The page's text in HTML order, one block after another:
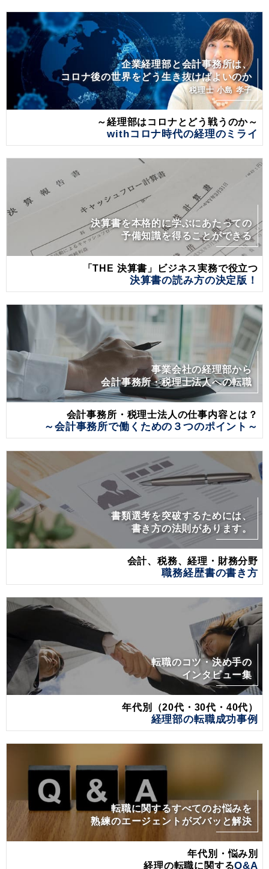
企業経理部と会計事務所は、
コロナ後の世界をどう生き抜けばよいのか
税理士 小島 孝子
～経理部はコロナとどう戦うのか～
withコロナ時代の経理のミライ
決算書を本格的に学ぶにあたっての
予備知識を得ることができる
「THE 決算書」ビジネス実務で役立つ
決算書の読み方の決定版！
事業会社の経理部から
会計事務所・税理士法人への転職
会計事務所・税理士法人の仕事内容とは？
～会計事務所で働くための３つのポイント～
書類選考を突破するためには、
書き方の法則があります。
会計、税務、経理・財務分野
職務経歴書の書き方
転職のコツ・決め手の
インタビュー集
年代別（20代・30代・40代）
経理部の転職成功事例
転職に関するすべてのお悩みを
熟練のエージェントがズバッと解決
年代別・悩み別
経理の転職に関するQ&A